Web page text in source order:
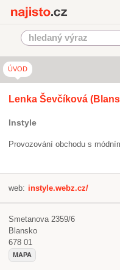
ÚVOD
Lenka Ševčíková
Instyle
Provozování obchodu s
web: instyle.webz.cz/
Smetanova 2359/6
Blansko
678 01
MAPA